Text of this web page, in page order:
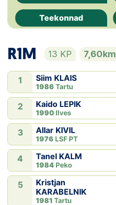
Dokumendid
Suletud maastikud
Püsirajad
Ajalugu
Koolitused
Teekonnad
R1M 13 KP 7,60km
1 Siim KLAIS
1986 Tartu
2 Kaido LEPIK
1990 Ilves
3 Allar KIVIL
1976 LSF PT
4 Tanel KALM
1984 Peko
5
Kristjan
KARABELNIK
1981 Tartu